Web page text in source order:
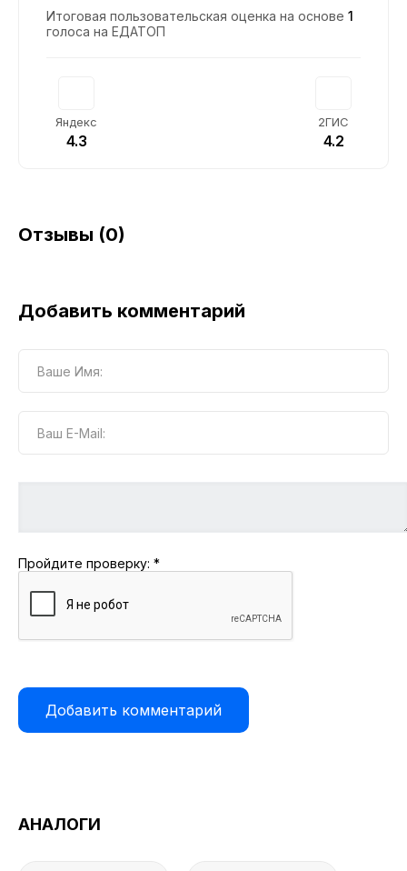
Итоговая пользовательская оценка на основе 1
голоса на ЕДАТОП
Яндекс
4.3
2ГИС
4.2
Отзывы (0)
Добавить комментарий
Пройдите проверку: *
АНАЛОГИ